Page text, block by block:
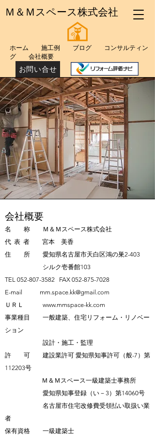
Ｍ＆Ｍスペース株式会社
​ホーム 施工例 ブログ
コンサルティン
グ 会社概要
お問い合せ
​会社概要
名 称 Ｍ＆Ｍスペース株式会社
代 表 者 宮本 美香
住 所 愛知県名古屋市天白区鴻の巣2-403
シルク壱番館103
TEL 052-807-3582 FAX 052-875-7028
E-mail mm.space.kk@gmail.com
ＵＲＬ www.mmspace-kk.com
事業種目 一般建築、住宅リフォーム・リノベー
ション
設計・施工・監理
許 可 建設業許可 愛知県知事許可（般-7）​第
112203号
Ｍ＆Ｍスペース一級建築士事務所
愛知県知事登録（い－3）第14060号
名古屋市住宅改修費受領払い取扱い業
者
保有資格 一級建築士